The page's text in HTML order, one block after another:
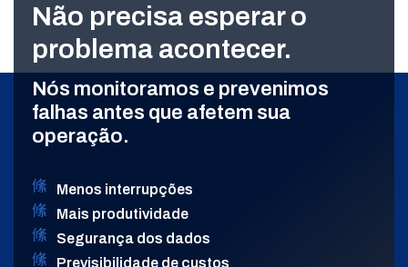
Não precisa esperar o
problema acontecer.
Nós monitoramos e prevenimos
falhas antes que afetem sua
operação.
Menos interrupções
Mais produtividade
Segurança dos dados
Previsibilidade de custos